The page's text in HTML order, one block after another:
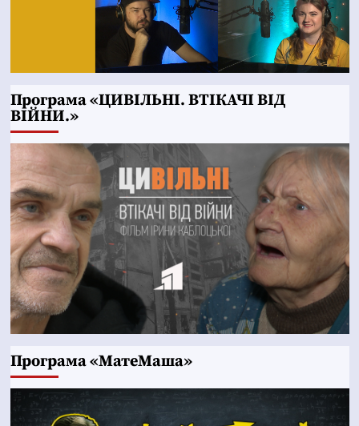
Програма «ЦИВІЛЬНІ. ВТІКАЧІ ВІД
ВІЙНИ.»
Програма «МатеМаша»